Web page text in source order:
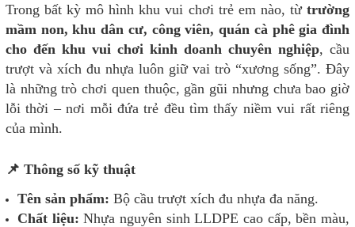
Trong bất kỳ mô hình khu vui chơi trẻ em nào, từ trường
mầm non, khu dân cư, công viên, quán cà phê gia đình
cho đến khu vui chơi kinh doanh chuyên nghiệp, cầu
trượt và xích đu nhựa luôn giữ vai trò “xương sống”. Đây
là những trò chơi quen thuộc, gần gũi nhưng chưa bao giờ
lỗi thời – nơi mỗi đứa trẻ đều tìm thấy niềm vui rất riêng
của mình.
📌 Thông số kỹ thuật
Tên sản phẩm: Bộ cầu trượt xích đu nhựa đa năng.
Chất liệu: Nhựa nguyên sinh LLDPE cao cấp, bền màu,